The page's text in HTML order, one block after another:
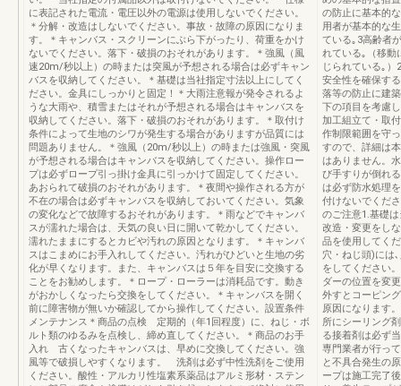
に表記された電流・電圧以外の電源は使用しないでください。
＊分解・改造はしないでください。事故・故障の原因になりま
す。＊キャンバス・スクリーンにぶら下がったり、荷重をかけ
ないでください。落下・破損のおそれがあります。＊強風（風
速20m/秒以上）の時または突風が予想される場合は必ずキャン
バスを収納してください。＊基礎は当社指定寸法以上にしてく
ださい。金具にしっかりと固定！＊大雨注意報が発令されるよ
うな大雨や、積雪またはそれが予想される場合はキャンバスを
収納してください。落下・破損のおそれがあります。＊取付け
条件によって生地のシワが発生する場合がありますが品質には
問題ありません。＊強風（20m/秒以上）の時または強風・突風
が予想される場合はキャンバスを収納してください。操作ロー
プは必ずロープ引っ掛け金具に引っかけて固定してください。
あおられて破損のおそれがあります。＊夜間や操作される方が
不在の場合は必ずキャンバスを収納しておいてください。気象
の変化などで故障するおそれがあります。＊雨などでキャンバ
スが濡れた場合は、天気の良い日に開いて乾かしてください。
濡れたままにするとカビや汚れの原因となります。＊キャンバ
スはこまめにお手入れしてください。汚れがひどいと生地の劣
化が早くなります。また、キャンバスは５年を目安に交換する
ことをお勧めします。＊ロープ・ローラーは消耗品です。動き
がおかしくなったら交換をしてください。＊キャンバスを開く
前に障害物が無いか確認してから操作してください。設置条件
メンテナンス＊商品の点検 定期的（年1回程度）に、ねじ・ボ
ルト類のゆるみを点検し、締め直してください。＊商品のお手
入れ 古くなったキャンバスは、早めに交換してください。強
風等で破損しやすくなります。 洗剤は必ず中性洗剤をご使用
ください。酸性・アルカリ性塩素系薬品はアルミ形材・ステン
の防止に基本的
用者が基本的な
ている｡3高齢者
れている｡（移動
じられている｡
安全性を確保す
落等の防止に建
下の項目を考慮
加工組立て・取
作制限範囲を守
すので、詳細は
はありません。
び手すりが倒れ
は必ず防水処理
付けないでくだ
のご注意1.基礎
改造・変更をし
品を使用してく
穴・ねじ頭)には
をしてください
ダーの位置を変
外すとコーピン
原因になります
所にシーリング
る接着剤は必ず
専門業者が行っ
と不具合発生の
ープは施工完了